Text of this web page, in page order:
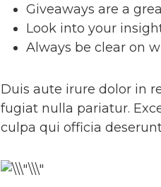
Giveaways are a
Look into your
Always be clear on
Duis aute irure dolor in
fugiat nulla pariatur.
culpa qui officia